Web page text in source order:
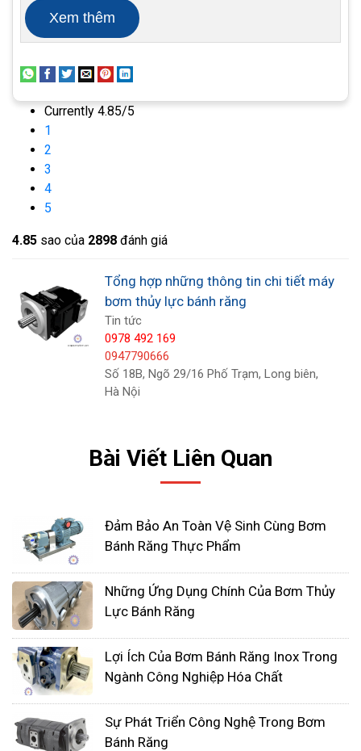
Thông số kỹ thuật bơm thủy lực
bánh răng
Thông số kỹ thuật bơm thủy lực bánh răng là các
thông số quan trọng để xác định khả năng hoạt
bơm bánh răngnày bao gồm:
bơm có thể bơm trong một đơn vị thời gian.
Lưu lượng được đo bằng đơn vị cm³/phút
hoặc lít/phút.
Áp suất: Áp suất của bơm thủy lực bánh răng
được đo bằng đơn vị bar hoặc psi.
Công suất: Công suất là năng lượng mà bơm
có thể cung cấp trong một đơn vị thời gian.
Công suất được đo bằng đơn vị kW hoặc hp.
Xem thêm
Currently 4.85/5
1
2
3
4
5
4.85 sao của 2898 đánh giá
Tổng hợp những thông tin chi tiết máy
bơm thủy lực bánh răng
Tin tức
0978 492 169
0947790666
Số 18B, Ngõ 29/16 Phố Trạm, Long biên,
Hà Nội
Bài Viết Liên Quan
Đảm Bảo An Toàn Vệ Sinh Cùng Bơm
Bánh Răng Thực Phẩm
Những Ứng Dụng Chính Của Bơm Thủy
Lực Bánh Răng
Lợi Ích Của Bơm Bánh Răng Inox Trong
Ngành Công Nghiệp Hóa Chất
Sự Phát Triển Công Nghệ Trong Bơm
Bánh Răng